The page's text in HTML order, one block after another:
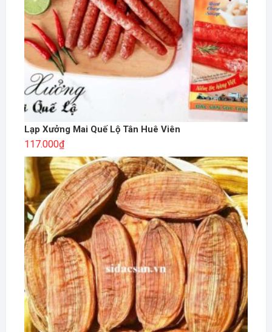
Lạp Xưởng Mai Quế Lộ Tân Huê Viên
117.000₫